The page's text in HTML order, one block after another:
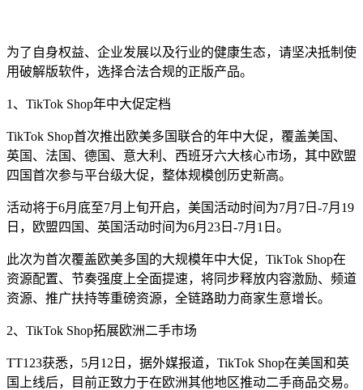
为了自身权益、企业发展以及行业的健康生态，请坚决抵制使
用破解版软件，选择合法合规的正版产品。
1、TikTok Shop年中大促定档
TikTok Shop首次推出欧美多国联合的年中大促，覆盖美国、
英国、法国、德国、意大利、西班牙六大核心市场，其中欧盟
四国首次参与平台级大促，整体规模创历史新高。
活动将于6月底至7月上旬开启，美国活动时间为7月7日-7月19
日，欧盟四国、英国活动时间为6月23日-7月1日。
此次为首次覆盖欧美多国的大规模年中大促，TikTok Shop在
资源配置、节奏强度上全面提速，将同步释放内容激励、频道
资源、推广扶持等重磅资源，全链路助力商家生意增长。
2、TikTok Shop拓展欧洲二手市场
TT123获悉，5月12日，据外媒报道，TikTok Shop在美国和英
国上线后，目前正致力于在欧洲其他地区推动二手商品交易。